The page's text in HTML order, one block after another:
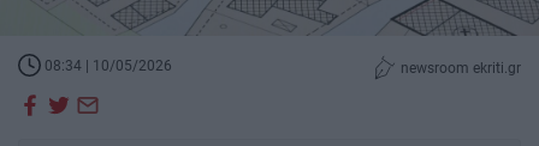
08:34 | 10/05/2026 newsroom ekriti.gr